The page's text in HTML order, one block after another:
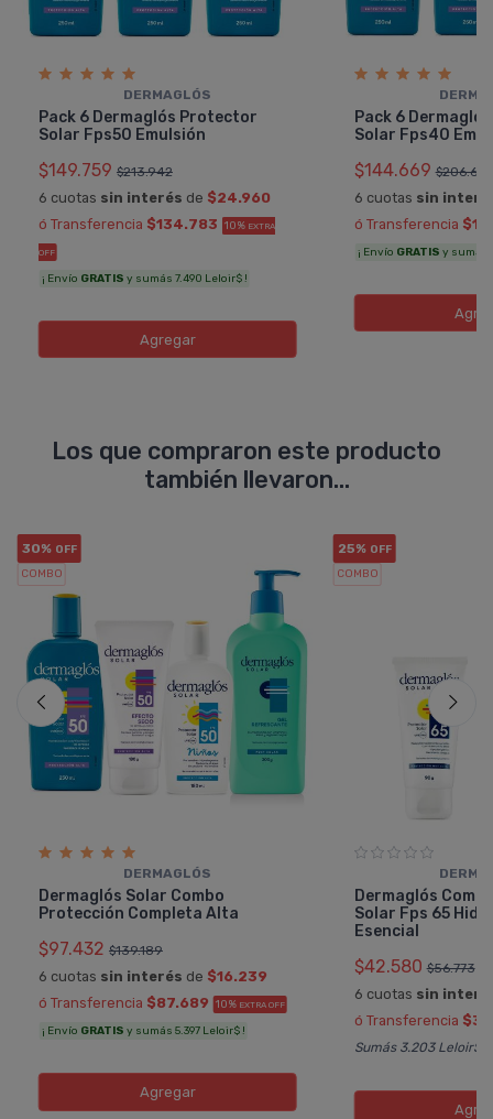
DERMAGLÓS
Pack 6 Dermaglós Protector
Solar Fps50 Emulsión
$149.759 $213.942
6 cuotas sin interés de $24.960
ó Transferencia $134.783 10% EXTRA
OFF
¡ Envío GRATIS y sumás 7.490 Leloir$ !
Agregar
Pack 6
Solar Fps40
$144.669 $206.670
6 cuotas sin
ó Transferencia
¡ Envío GRATIS y sumás
Los que compraron este producto
también llevaron...
30% OFF
COMBO
DERMAGLÓS
Dermaglós Solar Combo
Protección Completa Alta
$97.432 $139.189
6 cuotas sin interés de $16.239
ó Transferencia $87.689 10% EXTRA OFF
¡ Envío GRATIS y sumás 5.397 Leloir$ !
Agregar
25% OFF
COMBO
Dermaglós
Solar Fps 65
Esencial
$42.580 $56.773
6 cuotas sin
ó Transferencia
Sumás 3.203 Leloir$